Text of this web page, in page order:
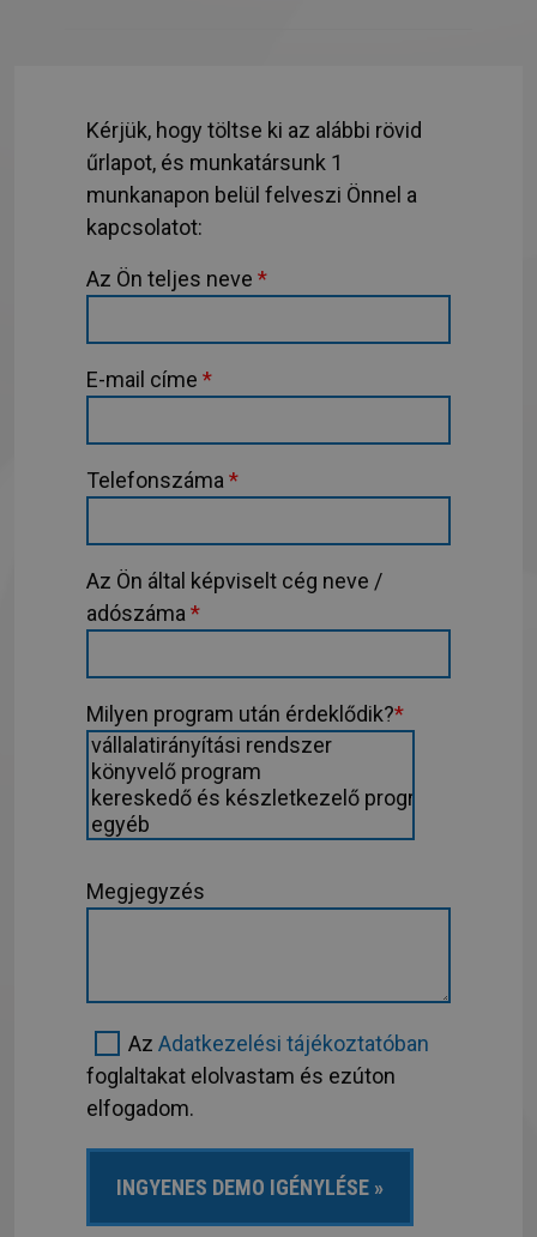
Kérjük, hogy töltse ki az alábbi rövid
űrlapot, és munkatársunk 1
munkanapon belül felveszi Önnel a
kapcsolatot:
Az Ön teljes neve *
E-mail címe *
Telefonszáma *
Az Ön által képviselt cég neve /
adószáma *
Milyen program után érdeklődik?*
Megjegyzés
Az Adatkezelési tájékoztatóban
foglaltakat elolvastam és ezúton
elfogadom.